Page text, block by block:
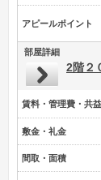
アピールポイント
部屋詳細
2階２
賃料・管理費・共
敷金・礼金
間取・面積